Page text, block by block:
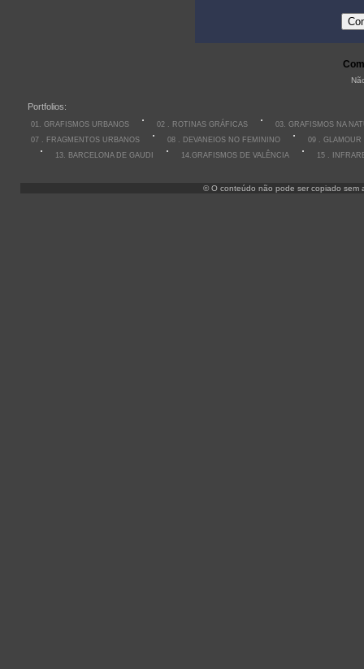
Portfolios:
01. GRAFISMOS URBANOS 02 . ROTINAS GRÁFICAS
03. GRAFISMOS NA
07 . FRAGMENTOS URBANOS
08 . DEVANEIOS NO FEMININO
09 . GLAMOUR
13. BARCELONA DE GAUDI
14.GRAFISMOS DE VALÊNCIA 15 .
© O conteúdo não pode ser copiado sem